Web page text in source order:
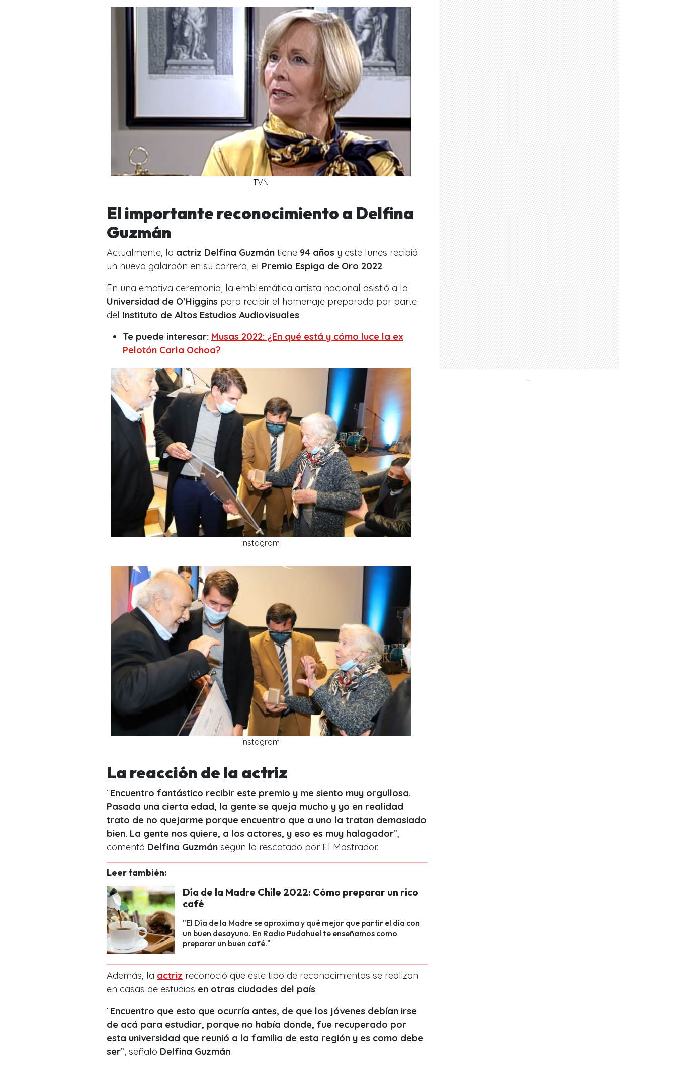
TVN
El importante reconocimiento a Delfina
Guzmán
Actualmente, la actriz Delfina Guzmán tiene 94 años y este lunes recibió
un nuevo galardón en su carrera, el Premio Espiga de Oro 2022.
En una emotiva ceremonia, la emblemática artista nacional asistió a la
Universidad de O’Higgins para recibir el homenaje preparado por parte
del Instituto de Altos Estudios Audiovisuales.
Te puede interesar: Musas 2022: ¿En qué está y cómo luce la ex
Pelotón Carla Ochoa?
Instagram
Instagram
La reacción de la actriz
“Encuentro fantástico recibir este premio y me siento muy orgullosa.
Pasada una cierta edad, la gente se queja mucho y yo en realidad
trato de no quejarme porque encuentro que a uno la tratan demasiado
bien. La gente nos quiere, a los actores, y eso es muy halagador”,
comentó Delfina Guzmán según lo rescatado por El Mostrador.
Leer también:
Día de la Madre Chile 2022: Cómo preparar un rico
café
"El Día de la Madre se aproxima y qué mejor que partir el día con
un buen desayuno. En Radio Pudahuel te enseñamos como
preparar un buen café."
Además, la actriz reconoció que este tipo de reconocimientos se realizan
en casas de estudios en otras ciudades del país.
“Encuentro que esto que ocurría antes, de que los jóvenes debían irse
de acá para estudiar, porque no había donde, fue recuperado por
esta universidad que reunió a la familia de esta región y es como debe
ser”, señaló Delfina Guzmán.